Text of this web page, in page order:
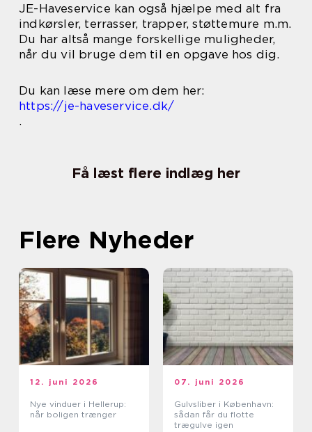
JE-Haveservice kan også hjælpe med alt fra
indkørsler, terrasser, trapper, støttemure m.m.
Du har altså mange forskellige muligheder,
når du vil bruge dem til en opgave hos dig.
Du kan læse mere om dem her:
https://je-haveservice.dk/
.
Få læst flere indlæg her
Flere Nyheder
12. juni 2026
Nye vinduer i Hellerup:
når boligen trænger
07. juni 2026
Gulvsliber i København:
sådan får du flotte
trægulve igen